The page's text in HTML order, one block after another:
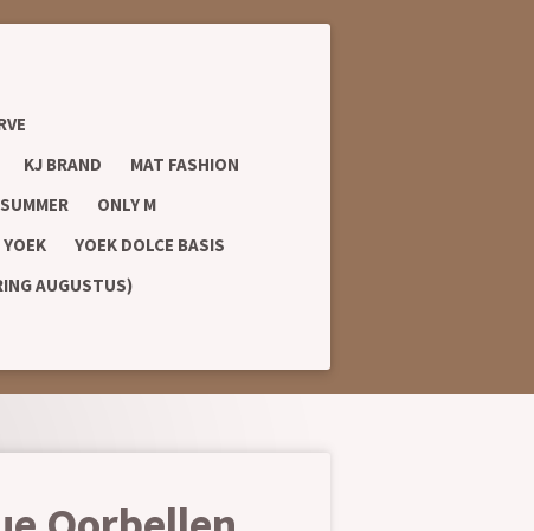
KJ BRAND
MAT FASHION
ONLY M
YOEK
YOEK DOLCE BASIS
AUGUSTUS)